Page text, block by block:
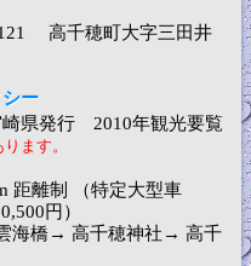
高千穂町大字三田井
ー
県発行 2010年観光要覧
ます。
距離制 （特定大型車
円）
海橋→ 高千穂神社→ 高千